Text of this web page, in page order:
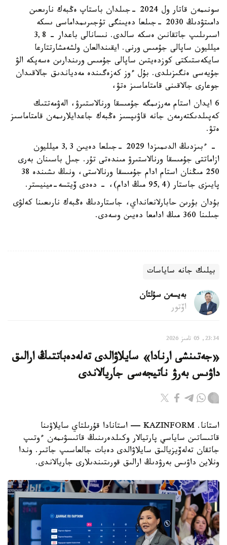
سونىمەن قاتار ول 2024 -جىلدان باستاپ ەڭبەك نارىعىن
دامىتۋدىڭ 2030 -جىلعا دەيىنگى تۇجىرىمداماسى ىسكە
اسىرىلىپ جاتقانىن ەسكە سالدى. نىسانالى باعدار - 3,8
ميلليون ساپالى جۇمىس ورنى. ايقىندالعان ولشەمشارتتارعا
سايكەستىكتى كوزدەيتىن ساپالى جۇمىس ورىندارىن ەسەپكە الۋ
جۇيەسى ەنگىزىلدى. بۇل ءوز كەزەگىندە مەدياندىق جالاقىدان
جوعارى جالاقىنى قامتاماسىز ەتۋ،
6 ايدان استام مەرزىمگە جۇمىسقا ورنالاستىرۋ، الەۋمەتتىك
كەپىلدىكتەرمەن جانە قاۋىپسىز ەڭبەك جاعدايلارىمەن قامتاماسىز
ەتۋ.
- ءبىزدىڭ الدىمىزدا 2029 -جىلعا دەيىن 3,3 ميلليون
ازاماتتى جۇمىسقا ورنالاستىرۋ مىندەتى تۇر. جىل باسىنان بەرى
250 مىڭنان استام ادام جۇمىسقا ورنالاستى، ونىڭ ىشىندە 38
پايىزى جاستار (95,4 مىڭ ادام)، - دەدى ۆيتسە-مينيستر.
بۇدان بۇرىن حابارلانعانداي، جاستاردىڭ ەڭبەك نارىعىنا كەلۋى
جىلىنا 360 مىڭ ادامعا دەيىن وسەدى.
بيلىك جانە ساياسات
بەيسەن سۇلتان
اۆتور
23:34, 05 تامىز 2026
«جەتىنشى ارنادا» سايلاۋالدى تەلەدەباتتىڭ ارالىق
داۋىس بەرۋ ناتيجەسى جاريالاندى
استانا. KAZINFORM — استانادا قۇرىلتاي سايلاۋىنا
قاتىساتىن ساياسي پارتيالار وكىلدەرىنىڭ قاتىسۋىمەن ءوتىپ
جاتقان تەلەۆيزيالىق سايلاۋالدى دەبات جالعاسىپ جاتىر. وندا
ونلاين داۋىس بەرۋدىڭ ارالىق قورىتىندىلارى جاريالاندى.